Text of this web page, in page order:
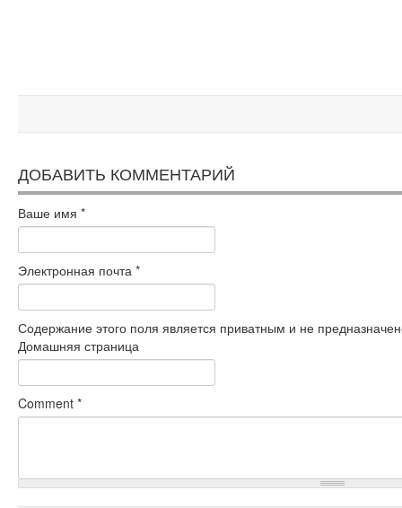
ДОБАВИТЬ КОММЕНТАРИЙ
Ваше имя *
Электронная почта *
Содержание этого поля является приватным и не
Домашняя страница
Comment *